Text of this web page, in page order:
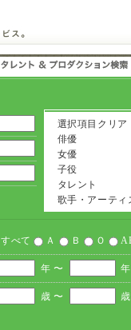
選択項目クリア
俳優
女優
子役
タレント
歌手・アーティ
すべて Ａ Ｂ Ｏ
年 〜
歳 〜 歳